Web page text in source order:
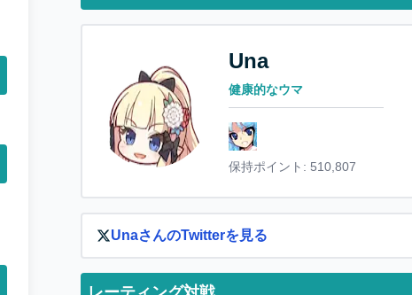
Una
健康的なウマ
保持ポイント: 510,807
UnaさんのTwitterを見る